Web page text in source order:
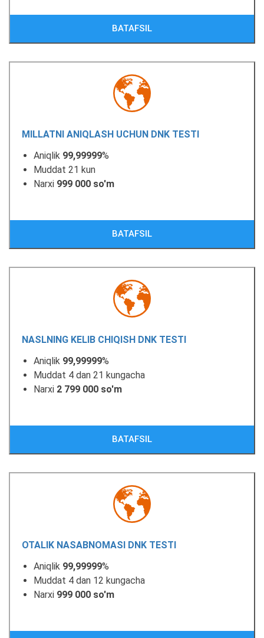
BATAFSIL
MILLATNI ANIQLASH UCHUN DNK TESTI
Aniqlik 99,99999%
Muddat 21 kun
Narxi 999 000 so'm
BATAFSIL
NASLNING KELIB CHIQISH DNK TESTI
Aniqlik 99,99999%
Muddat 4 dan 21 kungacha
Narxi 2 799 000 so'm
BATAFSIL
OTALIK NASABNOMASI DNK TESTI
Aniqlik 99,99999%
Muddat 4 dan 12 kungacha
Narxi 999 000 so'm